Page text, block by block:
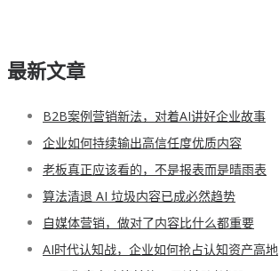
最新文章
B2B案例营销新法，对着AI讲好企业故事
企业如何持续输出高信任度优质内容
老板真正应该看的，不是报表而是晴雨表
算法清退 AI 垃圾内容已成必然趋势
自媒体营销，做对了内容比什么都重要
AI时代认知战，企业如何抢占认知资产高地